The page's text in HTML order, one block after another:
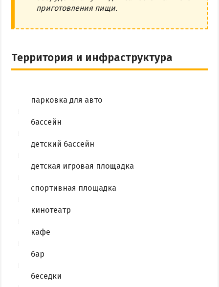
приготовления пищи.
Территория и инфраструктура
парковка для авто
бассейн
детский бассейн
детская игровая площадка
спортивная площадка
кинотеатр
кафе
бар
беседки